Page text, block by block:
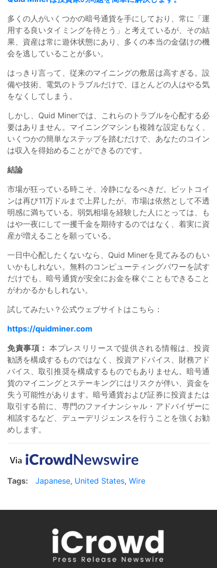
多くの人がいくつかの暗号通貨を手にしており、常に「運
用する良いタイミングを待とう」と考えているが、その結
果、資産は常に遊休状態にあり、多くの本当の金儲けの機
会を逃していることが多い。
はっきり言って、従来のマイニングの敷居は高すぎる。設
備や技術、電気のトラブルだけで、ほとんどの人はやる気
をなくしてしまう。
しかし、Quid Minerでは、これらのトラブルを心配する必
要はありません。マイニングマシンも複雑な設定もなく、
いくつかの簡単なステップを踏むだけで、あなたのコイン
は収入を得始めることができるのです。
結論
市場が狂っている時こそ、冷静になるべきだ。ビットコイ
ンは再び11万ドルまで上昇したが、市場は依然として不透
明感に満ちている。弱気相場を経験した人にとっては、も
はや一夜にして一攫千金を期待するのではなく、着実に資
産が増えることを願っている。
一日中心配したくないなら、Quid Minerを見てみるのもい
いかもしれない。無料のコンピューティングパワーを試す
だけでも、暗号通貨が安全にお金を稼ぐこともできること
がわかるかもしれない。
試してみたい？公式ウェブサイトはこちら：
https://quidminer.com
免責事項：本プレスリリースで提供される情報は、投資
勧誘を構成するものではなく、投資アドバイス、財務アド
バイス、取引推奨を構成するものでもありません。暗号通
貨のマイニングとステーキングにはリスクが伴い、資金を
失う可能性があります。暗号通貨および証券に投資または
取引する前に、専門のファイナンシャル・アドバイザーに
相談するなど、デューデリジェンスを行うことを強くお勧
めします。
Tags: Japanese, United States, Wire